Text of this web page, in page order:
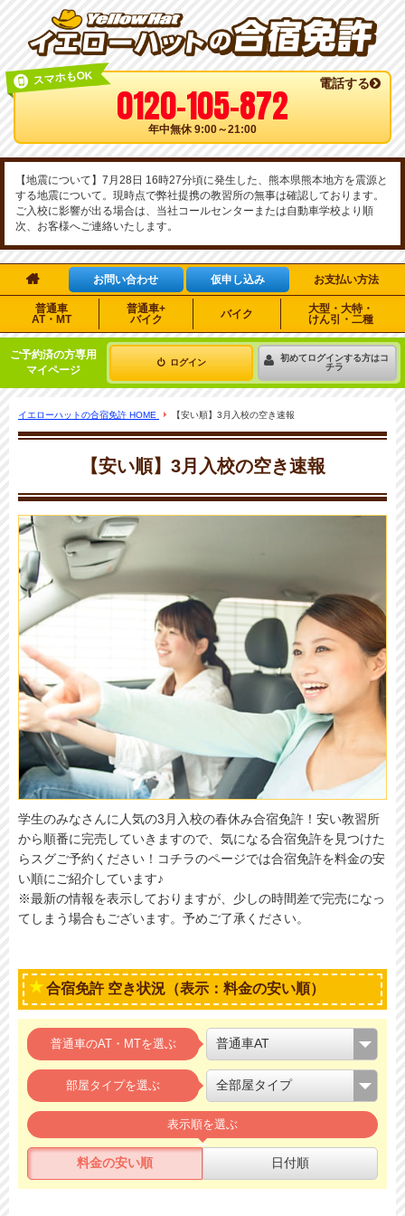
スマホもOK 電話する
0120-105-872
年中無休 9:00～21:00
【地震について】7月28日 16時27分頃に発生した、熊本県熊本地方を震源と
する地震について。現時点で弊社提携の教習所の無事は確認しております。
ご入校に影響が出る場合は、当社コールセンターまたは自動車学校より順
次、お客様へご連絡いたします。
 お問い合わせ 仮申し込み お支払い方法
普通車
AT・MT
普通車+
バイク
バイク
大型・大特・
けん引・二種
ご予約済の方専用
マイページ
ログイン
初めてログインする方はコ
チラ
イエローハットの合宿免許 HOME 【安い順】3月入校の空き速報
【安い順】3月入校の空き速報
学生のみなさんに人気の3月入校の春休み合宿免許！安い教習所
から順番に完売していきますので、気になる合宿免許を見つけた
らスグご予約ください！コチラのページでは合宿免許を料金の安
い順にご紹介しています♪
※最新の情報を表示しておりますが、少しの時間差で完売になっ
てしまう場合もございます。予めご了承ください。
合宿免許 空き状況（表示：料金の安い順）
普通車のAT・MTを選ぶ
部屋タイプを選ぶ
表示順を選ぶ
料金の安い順 日付順